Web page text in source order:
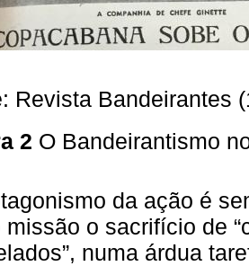
Revista Bandeirantes
2 O Bandeirantismo
da ação é
missão o sacrifício de
numa árdua